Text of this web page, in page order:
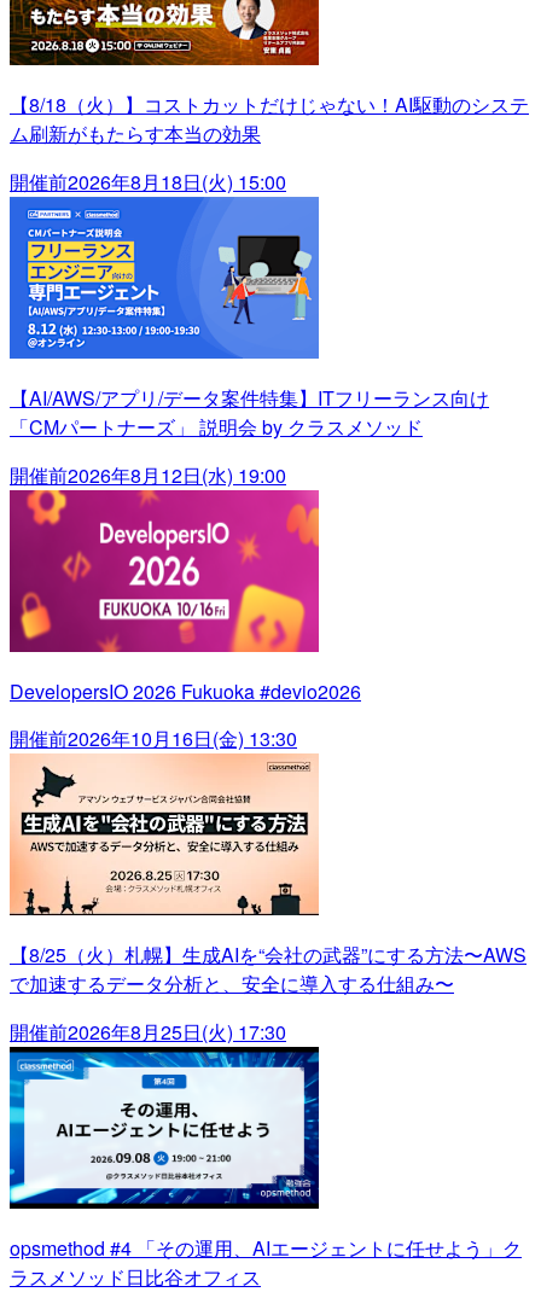
【8/18（火）】コストカットだけじゃない！AI駆動のシステ
ム刷新がもたらす本当の効果
開催前2026年8月18日(火) 15:00
【AI/AWS/アプリ/データ案件特集】ITフリーランス向け
「CMパートナーズ」 説明会 by クラスメソッド
開催前2026年8月12日(水) 19:00
DevelopersIO 2026 Fukuoka #devio2026
開催前2026年10月16日(金) 13:30
【8/25（火）札幌】生成AIを“会社の武器”にする方法〜AWS
で加速するデータ分析と、安全に導入する仕組み〜
開催前2026年8月25日(火) 17:30
opsmethod #4 「その運用、AIエージェントに任せよう」ク
ラスメソッド日比谷オフィス